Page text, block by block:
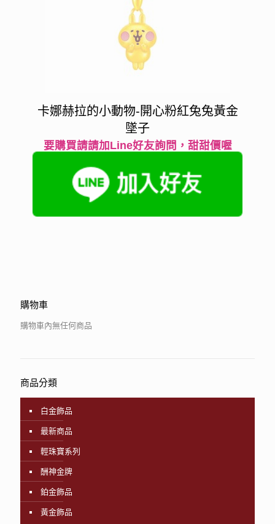
卡娜赫拉的小動物-開心粉紅兔兔黃金
墜子
要購買請請加Line好友詢問，甜甜價喔
購物車
購物車內無任何商品
商品分類
白金飾品
最新商品
輕珠寶系列
酬神金牌
鉑金飾品
黃金飾品